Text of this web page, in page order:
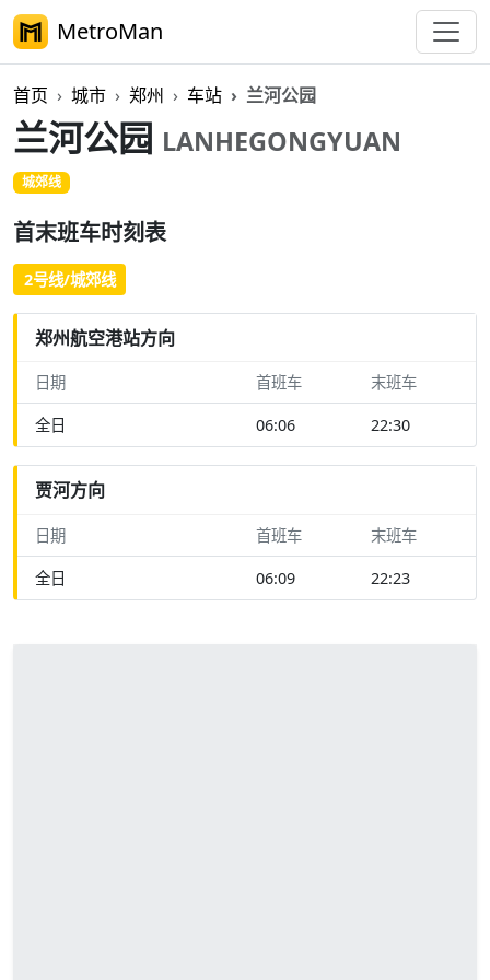
MetroMan
首页 城市 郑州 车站 兰河公园
兰河公园 LANHEGONGYUAN
城郊线
首末班车时刻表
2号线/城郊线
郑州航空港站方向
日期 首班车 末班车
全日 06:06 22:30
贾河方向
日期 首班车 末班车
全日 06:09 22:23